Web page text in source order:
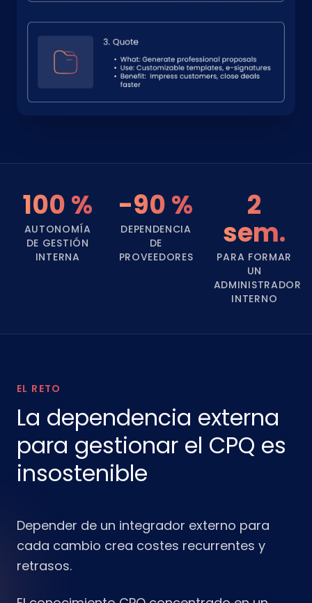
100 %
AUTONOMÍA
DE GESTIÓN
INTERNA
-90 %
DEPENDENCIA
DE
PROVEEDORES
2
sem.
PARA FORMAR
UN
ADMINISTRADOR
INTERNO
EL RETO
La dependencia externa
para gestionar el CPQ es
insostenible
Depender de un integrador externo para
cada cambio crea costes recurrentes y
retrasos.